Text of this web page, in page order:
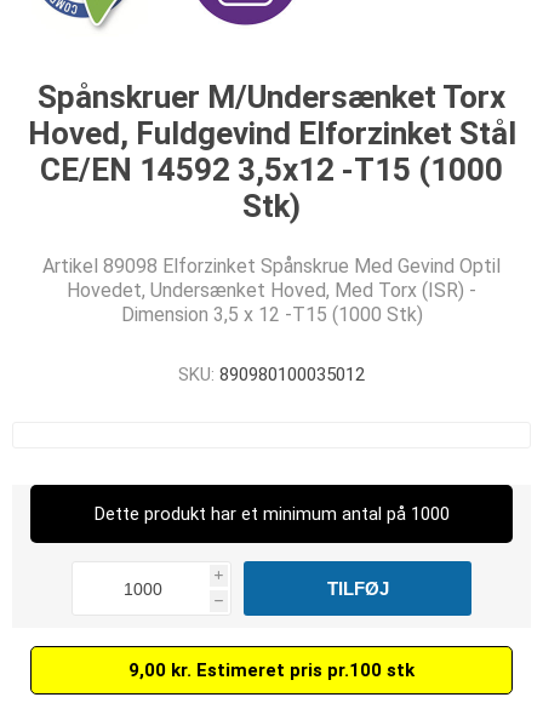
Spånskruer M/Undersænket Torx
Hoved, Fuldgevind Elforzinket Stål
CE/EN 14592 3,5x12 -T15 (1000
Stk)
Artikel 89098 Elforzinket Spånskrue Med Gevind Optil
Hovedet, Undersænket Hoved, Med Torx (ISR) -
Dimension 3,5 x 12 -T15 (1000 Stk)
SKU: 890980100035012
Dette produkt har et minimum antal på 1000
i
h
9,00 kr. Estimeret pris pr.100 stk